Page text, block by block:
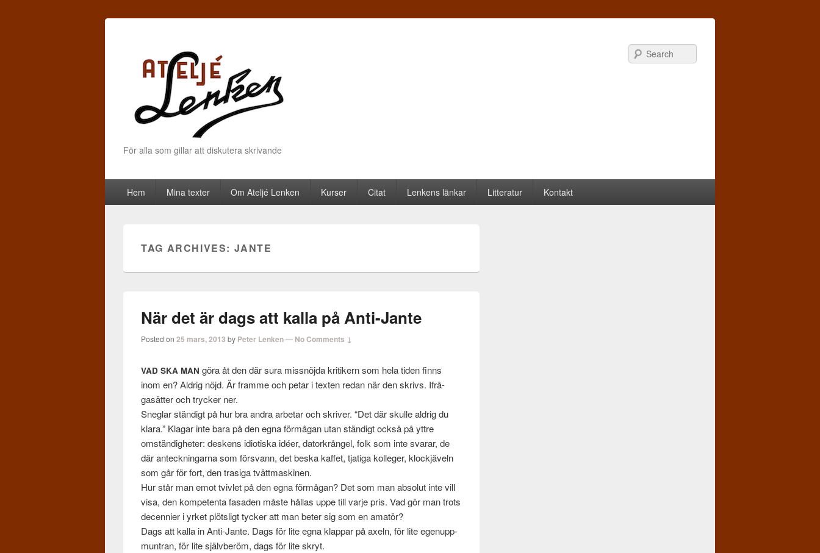
För alla som gillar att diskutera skrivande
Primary menu
Skip to primary content
Skip to secondary content
Hem Mina texter Om Ateljé Lenken Kurser Citat Lenkens länkar Litteratur Kontakt
TAG ARCHIVES: JANTE
När det är dags att kalla på Anti-Jante
Posted on25 mars, 2013 by Peter Lenken— No Comments ↓
VAD SKA MAN göra åt den där sura miss­nöjda kri­tik­ern som hela tiden finns
inom en? Aldrig nöjd. Är framme och petar i tex­ten redan när den skrivs. Ifrå­
gasät­ter och trycker ner.
Sneglar ständigt på hur bra andra arbe­tar och skriver. “Det där skulle aldrig du
klara.” Kla­gar inte bara på den egna för­må­gan utan ständigt också på yttre
omständigheter: deskens idi­o­tiska idéer, datorkrån­gel, folk som inte svarar, de
där anteck­ningarna som försvann, det beska kaf­fet, tjatiga kol­leger, klock­jäveln
som går för fort, den trasiga tvättmask­i­nen.
Hur står man emot tvivlet på den egna för­må­gan? Det som man abso­lut inte vill
visa, den kom­pe­tenta fasaden måste hål­las uppe till varje pris. Vad gör man trots
decen­nier i yrket plöt­sligt tycker att man beter sig som en amatör?
Dags att kalla in Anti-Jante. Dags för lite egna klap­par på axeln, för lite egenupp­
muntran, för lite självberöm, dags för lite skryt.